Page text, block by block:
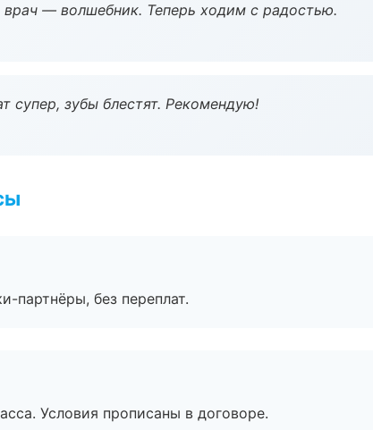
врач — волшебник. Теперь ходим с радостью.
супер, зубы блестят. Рекомендую!
партнёры, без переплат.
Условия прописаны в договоре.